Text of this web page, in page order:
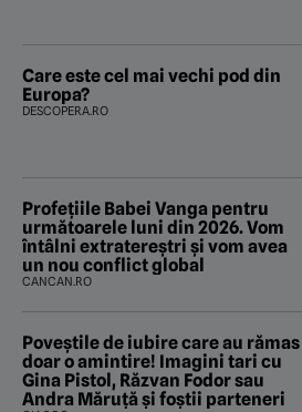
Care este cel mai vechi pod din
Europa?
DESCOPERA.RO
Profețiile Babei Vanga pentru
următoarele luni din 2026. Vom
întâlni extratereștri și vom avea
un nou conflict global
CANCAN.RO
Poveştile de iubire care au rămas
doar o amintire! Imagini tari cu
Gina Pistol, Răzvan Fodor sau
Andra Măruţă şi foştii parteneri